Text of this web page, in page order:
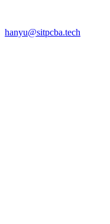
hanyu@sitpcba.tech